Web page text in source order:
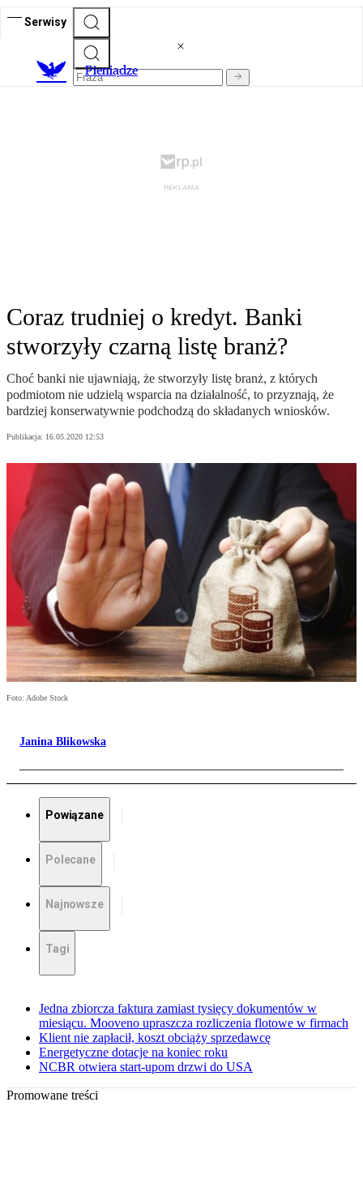
Serwisy
Pieniądze
Coraz trudniej o kredyt. Banki
stworzyły czarną listę branż?
Choć banki nie ujawniają, że stworzyły listę branż, z których
podmiotom nie udzielą wsparcia na działalność, to przyznają, że
bardziej konserwatywnie podchodzą do składanych wniosków.
Publikacja: 16.05.2020 12:53
Foto: Adobe Stock
Janina Blikowska
Powiązane
Polecane
Najnowsze
Tagi
Jedna zbiorcza faktura zamiast tysięcy dokumentów w
miesiącu. Mooveno upraszcza rozliczenia flotowe w firmach
Klient nie zapłacił, koszt obciąży sprzedawcę
Energetyczne dotacje na koniec roku
NCBR otwiera start-upom drzwi do USA
Promowane treści